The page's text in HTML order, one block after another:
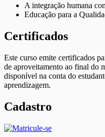
A integração humana
Educação para a
Certificados
Este curso emite certificados
de aproveitamento ao final do
disponível na conta do
aprendizagem.
Cadastro